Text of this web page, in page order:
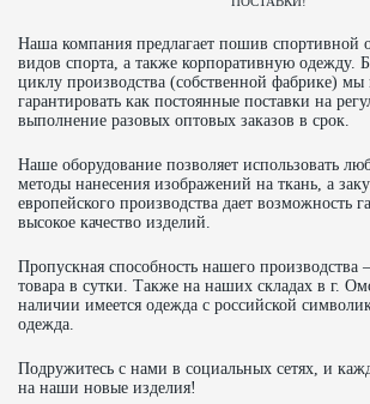
Наша компания предлагает пошив спортивной
видов спорта, а также корпоративную одежду.
циклу производства (собственной фабрике)
гарантировать как постоянные поставки на
выполнение разовых оптовых заказов в срок.
Наше оборудование позволяет использовать
методы нанесения изображений на ткань, а
европейского производства дает возможность
высокое качество изделий.
Пропускная способность нашего производства
товара в сутки. Также на наших складах в г.
наличии имеется одежда с российской
одежда.
Подружитесь с нами в социальных сетях, и
на наши новые изделия!